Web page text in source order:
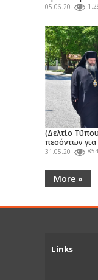
05.06.20
(Δελτίο
πεσόντων για
31.05.20
More »
Links